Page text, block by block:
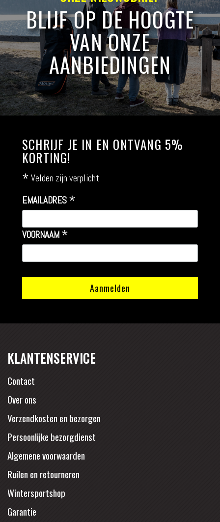
BLIJF OP DE HOOGTE
VAN ONZE
AANBIEDINGEN
SCHRIJF JE IN EN ONTVANG 5%
KORTING!
* Velden zijn verplicht
EMAILADRES *
VOORNAAM *
KLANTENSERVICE
Contact
Over ons
Verzendkosten en bezorgen
Persoonlijke bezorgdienst
Algemene voorwaarden
Ruilen en retourneren
Wintersportshop
Garantie